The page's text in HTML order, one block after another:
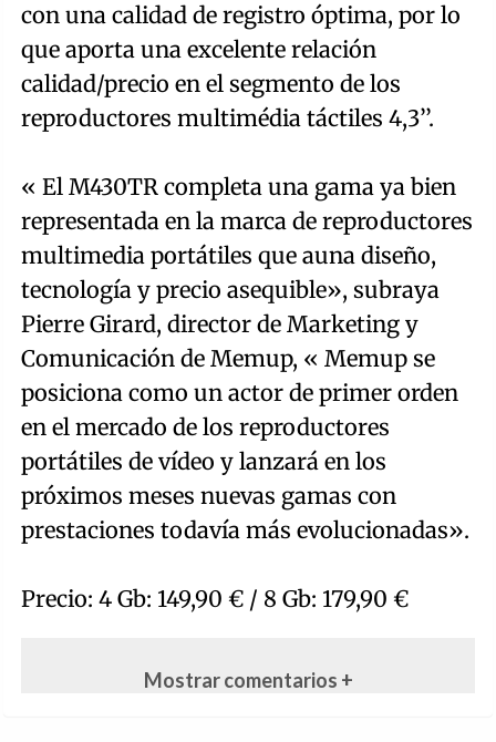
con una calidad de registro óptima, por lo
que aporta una excelente relación
calidad/precio en el segmento de los
reproductores multimédia táctiles 4,3’’.
« El M430TR completa una gama ya bien
representada en la marca de reproductores
multimedia portátiles que auna diseño,
tecnología y precio asequible», subraya
Pierre Girard, director de Marketing y
Comunicación de Memup, « Memup se
posiciona como un actor de primer orden
en el mercado de los reproductores
portátiles de vídeo y lanzará en los
próximos meses nuevas gamas con
prestaciones todavía más evolucionadas».
Precio: 4 Gb: 149,90 € / 8 Gb: 179,90 €
Mostrar comentarios +